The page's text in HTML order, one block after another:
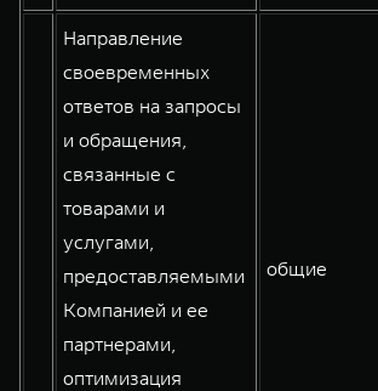
Направление
своевременных
ответов на запросы
и обращения,
связанные с
товарами и
услугами,
предоставляемыми
Компанией и ее
партнерами,
оптимизация
общие